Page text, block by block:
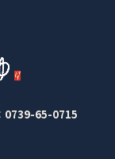
0739-65-0715